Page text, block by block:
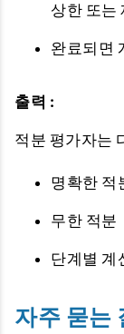
상한 또는
완료되면
출력 :
적분 평가자는
명확한 적
무한 적분
단계별 계
자주 묻는